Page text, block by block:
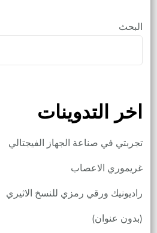
البحث
اخر التدوينات
تجربتي في صناعة الجهاز الفيجتالي
غريموري الاعصاب
راديونيك ورقي رمزي للنسخ الاثيري
(بدون عنوان)